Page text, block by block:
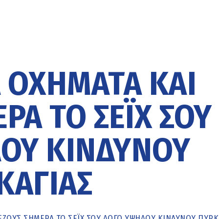
ΟΧΉΜΑΤΑ ΚΑΙ
ΤΟ ΣΈΙΧ ΣΟΥ
ΚΙΝΔΎΝΟΥ